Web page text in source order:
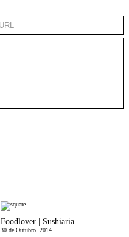
Foodlover | Sushiaria
30 de Outubro, 2014